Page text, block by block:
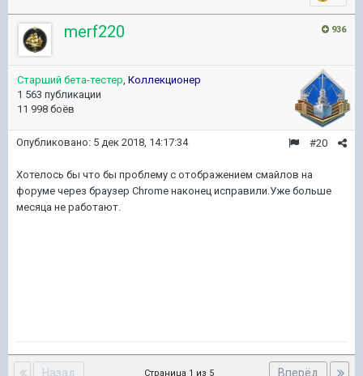
936
merf220
Старший бета-тестер, Коллекционер
1 563 публикации
11 998 боёв
#20
Опубликовано: 5 дек 2018, 14:17:34
Хотелось бы что бы проблему с отображением смайлов на
форуме через браузер Chrome наконец исправили.Уже больше
месяца не работают.
Назад Вперёд
Страница 1 из 5